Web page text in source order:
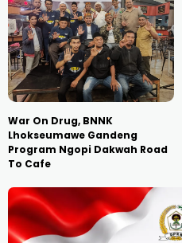
War On Drug, BNNK
Lhokseumawe Gandeng
Program Ngopi Dakwah Road
To Cafe